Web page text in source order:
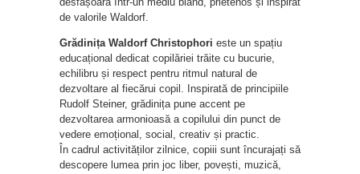
de valorile Waldorf.
Grădinița Waldorf Christophori este un spațiu
educațional dedicat copilăriei trăite cu bucurie,
echilibru și respect pentru ritmul natural de
dezvoltare al fiecărui copil. Inspirată de principiile
Rudolf Steiner, grădinița pune accent pe
dezvoltarea armonioasă a copilului din punct de
vedere emoțional, social, creativ și practic.
În cadrul activităților zilnice, copiii sunt încurajați să
descopere lumea prin joc liber, povești, muzică,